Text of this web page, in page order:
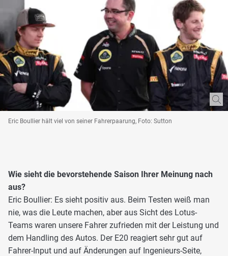
Eric Boullier hält viel von seiner Fahrerpaarung, Foto: Sutton
Wie sieht die bevorstehende Saison Ihrer Meinung nach
aus?
Eric Boullier: Es sieht positiv aus. Beim Testen weiß man
nie, was die Leute machen, aber aus Sicht des Lotus-
Teams waren unsere Fahrer zufrieden mit der Leistung und
dem Handling des Autos. Der E20 reagiert sehr gut auf
Fahrer-Input und auf Änderungen auf Ingenieurs-Seite,